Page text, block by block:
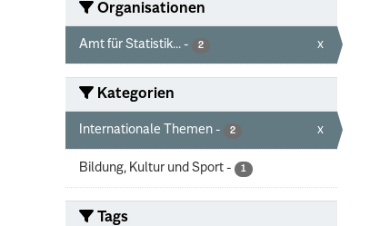
Organisationen
Amt für Statistik... - 2 x
Kategorien
Internationale Themen - 2 x
Bildung, Kultur und Sport - 1
Tags